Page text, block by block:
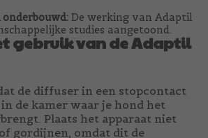
De werking van Adaptil
studies aangetoond.
gebruik van de Adaptil
de diffuser in een stopcontact
de kamer waar je hond het
Plaats het apparaat niet
gordijnen, omdat dit de